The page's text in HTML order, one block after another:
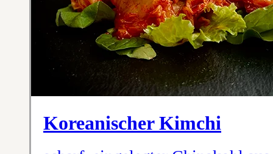
Koreanischer Kimchi